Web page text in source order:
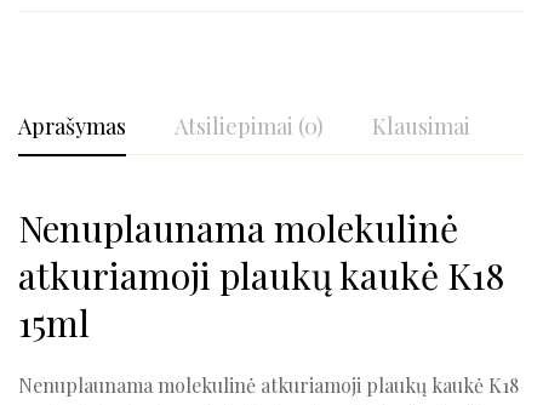
Aprašymas Atsiliepimai (0) Klausimai
Nenuplaunama molekulinė
atkuriamoji plaukų kaukė K18
15ml
Nenuplaunama molekulinė atkuriamoji plaukų kaukė K18